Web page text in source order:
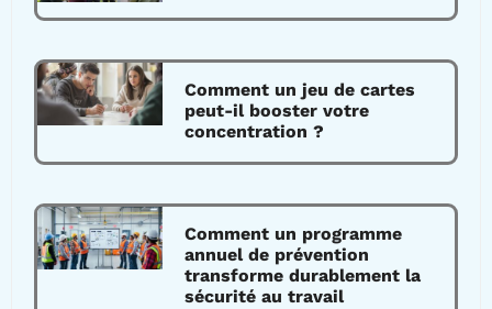
Comment un jeu de cartes
peut-il booster votre
concentration ?
Comment un programme
annuel de prévention
transforme durablement la
sécurité au travail